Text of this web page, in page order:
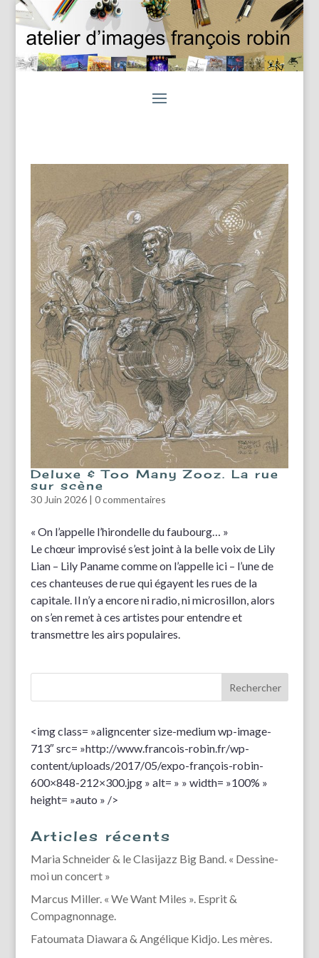
Deluxe & Too Many Zooz. La rue
sur scène
30 Juin 2026| 0 commentaires
« On l’appelle l’hirondelle du faubourg… »
Le chœur improvisé s’est joint à la belle voix de Lily
Lian – Lily Paname comme on l’appelle ici – l’une de
ces chanteuses de rue qui égayent les rues de la
capitale. Il n’y a encore ni radio, ni microsillon, alors
on s’en remet à ces artistes pour entendre et
transmettre les airs populaires.
<img class= »aligncenter size-medium wp-image-
713″ src= »http://www.francois-robin.fr/wp-
content/uploads/2017/05/expo-françois-robin-
600×848-212×300.jpg » alt= » » width= »100% »
height= »auto » />
Articles récents
Maria Schneider & le Clasijazz Big Band. « Dessine-
moi un concert »
Marcus Miller. « We Want Miles ». Esprit &
Compagnonnage.
Fatoumata Diawara & Angélique Kidjo. Les mères.